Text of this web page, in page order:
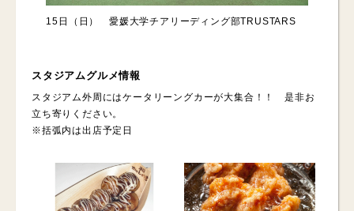
15日（日） 愛媛大学チアリーディング部TRUSTARS
スタジアムグルメ情報
スタジアム外周にはケータリーングカーが大集合！！ 是非お
立ち寄りください。
※括弧内は出店予定日